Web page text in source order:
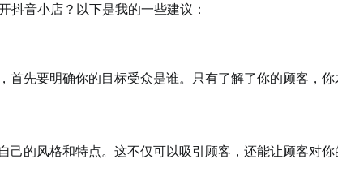
抖音小店？以下是我的一些建议：
首先要明确你的目标受众是谁。只有了解了你的顾客，
己的风格和特点。这不仅可以吸引顾客，还能让顾客对你